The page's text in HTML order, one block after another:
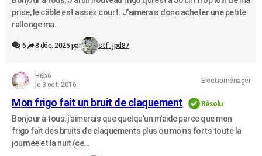
prise, le câble est assez court. J'aimerais donc acheter une petite
rallonge ma...
6 8 déc. 2025 par stf_jpd87
H6b6
le 3 oct. 2016
Electroménager
Mon frigo fait un bruit de claquement Résolu
Bonjour à tous, j'aimerais que quelqu'un m'aide parce que mon
frigo fait des bruits de claquements plus ou moins forts toute la
journée et la nuit (ce...